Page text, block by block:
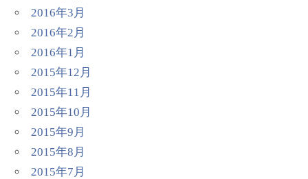
2016年3月
2016年2月
2016年1月
2015年12月
2015年11月
2015年10月
2015年9月
2015年8月
2015年7月